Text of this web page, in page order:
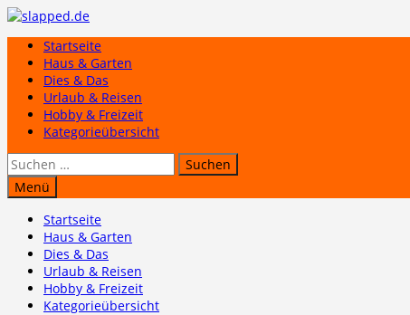
Zum
springenStartseite
Haus & Garten
Dies & Das
Urlaub & Reisen
Hobby & Freizeit
Kategorieübersicht
Suchen
nach:
Menü
Startseite
Haus & Garten
Dies & Das
Urlaub & Reisen
Hobby & Freizeit
Kategorieübersicht